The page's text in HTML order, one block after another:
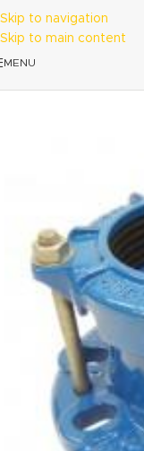
Skip to navigation
Skip to main content
MENU